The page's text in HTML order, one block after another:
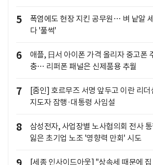
5
폭염에도 현장 지킨 공무원… 벼 낱알
다 '풀썩'
6
애플, 日서 아이폰 가격 올리자 중고폰
충… 리퍼폰 패널은 신제품용 추월
7
[줌인] 호르무즈 서명 앞두고 이란 리
지도자 잠행·대통령 사임설
8
삼성전자, 사업장별 노사협의회 전사
잃은 초기업 노조 '영향력 만회' 시도
[세종 인사이드아웃] "상속세 때문에